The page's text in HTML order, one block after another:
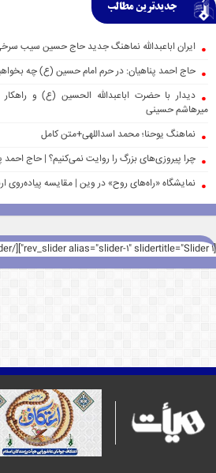
جدیدترین مطالب
ایران اباعبدالله نماهنگ جدید حاج حسین سیب
حاج احمد پناهیان: در حرم امام حسین (ع) چه
دیدار با حضرت اباعبدالله الحسین (ع) و
میرهاشم حسینی
نماهنگ یوحنا؛ محمد اسداللهی+متن کامل
چرا پیروزی‌های بزرگ را روایت نمی‌کنیم؟ | حاج احمد
نمایشگاه «راه‌های روح» در وین | مقایسه پیاده‌روی
[rev_slider alias="slider-1" slidertitle="Slider 1"][/rev_slider]